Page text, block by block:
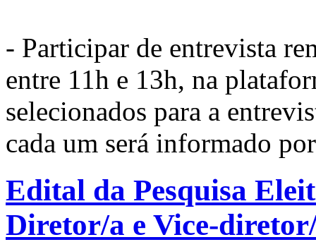
- Participar de entrevista
entre 11h e 13h, na
selecionados para a
cada um será informado
Edital da Pesquisa
Diretor/a e Vice-